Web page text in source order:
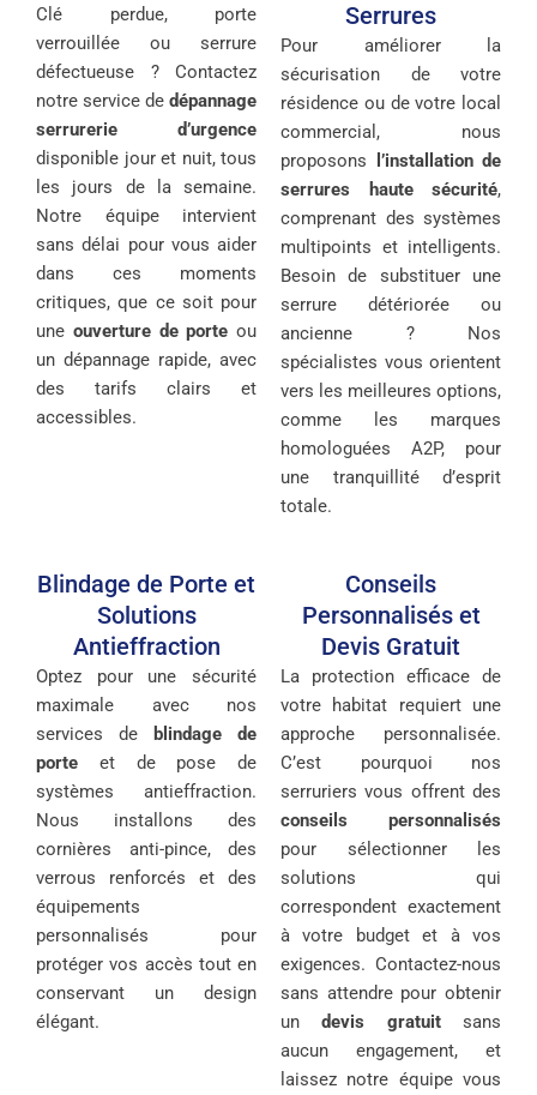
Clé perdue, porte
verrouillée ou serrure
défectueuse ? Contactez
notre service de dépannage
serrurerie d’urgence
disponible jour et nuit, tous
les jours de la semaine.
Notre équipe intervient
sans délai pour vous aider
dans ces moments
critiques, que ce soit pour
une ouverture de porte ou
un dépannage rapide, avec
des tarifs clairs et
accessibles.
Serrures
Pour améliorer la
sécurisation de votre
résidence ou de votre local
commercial, nous
proposons
l’installation de
serrures haute sécurité,
comprenant des systèmes
multipoints et intelligents.
Besoin de substituer une
serrure détériorée ou
ancienne ? Nos
spécialistes vous orientent
vers les meilleures options,
comme les marques
homologuées A2P, pour
une tranquillité d’esprit
totale.
Blindage de Porte et
Solutions
Antieffraction
Optez pour une sécurité
maximale avec nos
services de
blindage de
porte et de pose de
systèmes antieffraction.
Nous installons des
cornières anti-pince, des
verrous renforcés et des
équipements
personnalisés pour
protéger vos accès tout en
conservant un design
élégant.
Conseils
Personnalisés et
Devis Gratuit
La protection efficace de
votre habitat requiert une
approche personnalisée.
C’est pourquoi nos
serruriers vous offrent des
conseils personnalisés
pour sélectionner les
solutions qui
correspondent exactement
à votre budget et à vos
exigences. Contactez-nous
sans attendre pour obtenir
undevis gratuitsans
aucun engagement, et
laissez notre équipe vous